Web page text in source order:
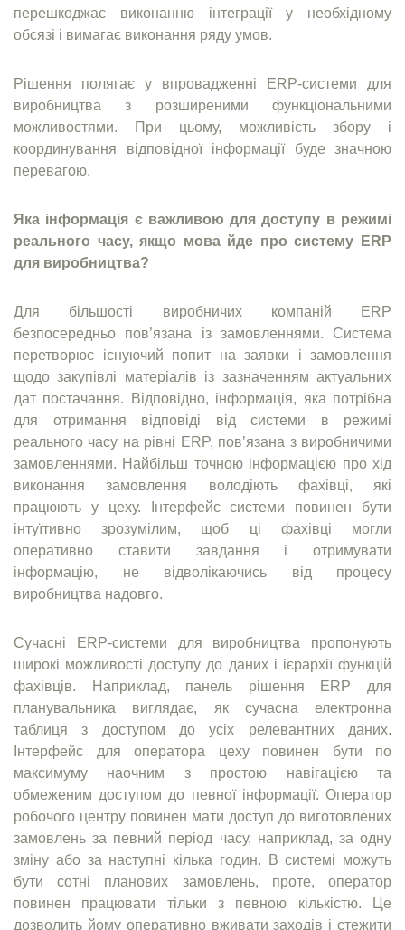
перешкоджає виконанню інтеграції у необхідному
обсязі і вимагає виконання ряду умов.
Рішення полягає у впровадженні ERP-системи для
виробництва з розширеними функціональними
можливостями. При цьому, можливість збору і
координування відповідної інформації буде значною
перевагою.
Яка інформація є важливою для доступу в режимі
реального часу, якщо мова йде про систему ERP
для виробництва?
Для більшості виробничих компаній ERP
безпосередньо пов’язана із замовленнями. Система
перетворює існуючий попит на заявки і замовлення
щодо закупівлі матеріалів із зазначенням актуальних
дат постачання. Відповідно, інформація, яка потрібна
для отримання відповіді від системи в режимі
реального часу на рівні ERP, пов’язана з виробничими
замовленнями. Найбільш точною інформацією про хід
виконання замовлення володіють фахівці, які
працюють у цеху. Інтерфейс системи повинен бути
інтуїтивно зрозумілим, щоб ці фахівці могли
оперативно ставити завдання і отримувати
інформацію, не відволікаючись від процесу
виробництва надовго.
Сучасні ERP-системи для виробництва пропонують
широкі можливості доступу до даних і ієрархії функцій
фахівців. Наприклад, панель рішення ERP для
планувальника виглядає, як сучасна електронна
таблиця з доступом до усіх релевантних даних.
Інтерфейс для оператора цеху повинен бути по
максимуму наочним з простою навігацією та
обмеженим доступом до певної інформації. Оператор
робочого центру повинен мати доступ до виготовлених
замовлень за певний період часу, наприклад, за одну
зміну або за наступні кілька годин. В системі можуть
бути сотні планових замовлень, проте, оператор
повинен працювати тільки з певною кількістю. Це
дозволить йому оперативно вживати заходів і стежити